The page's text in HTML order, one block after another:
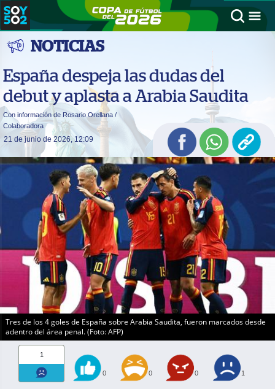
NOTICIAS
España despeja las dudas del
debut y aplasta a Arabia Saudita
Con información de Rosario Orellana /
Colaboradora
21 de junio de 2026, 12:09
Tres de los 4 goles de España sobre Arabia Saudita, fueron marcados desde
adentro del área penal. (Foto: AFP)
1
0 0 0 1